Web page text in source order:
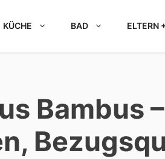
KÜCHE BAD ELTERN
Bambus